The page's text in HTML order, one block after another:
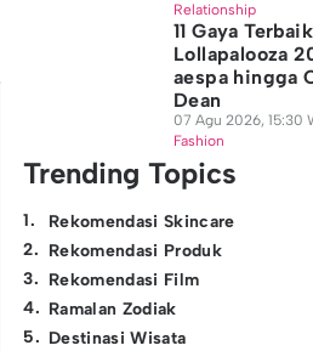
Relationship
11 Gaya
Lollapalooza
aespa hingga
Dean
07 Agu 2026, 15:30
Fashion
Trending Topics
1.
Rekomendasi Skincare
2. Rekomendasi Produk
3. Rekomendasi Film
4. Ramalan Zodiak
5. Destinasi Wisata